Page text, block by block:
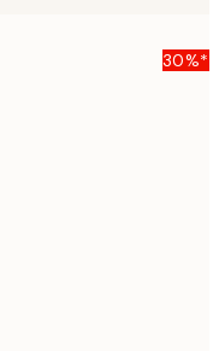
30%*